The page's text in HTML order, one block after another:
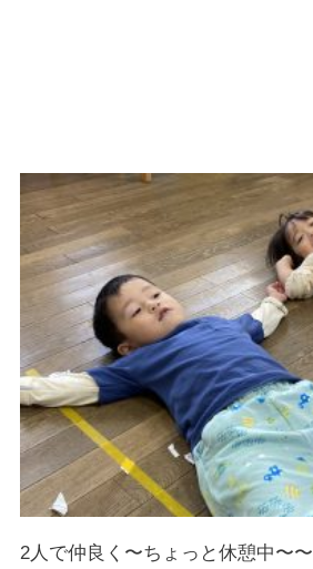
2人で仲良く〜ちょっと休憩中〜〜